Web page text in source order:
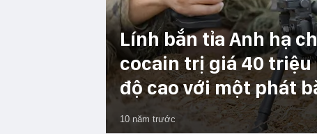
Lính bắn tỉa Anh hạ
cocain trị giá 40 triệu
độ cao với một phát
10 năm trước